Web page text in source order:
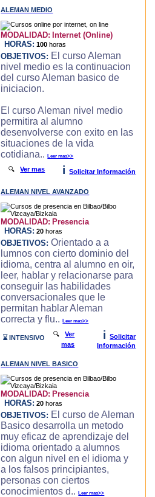
ALEMAN MEDIO
MODALIDAD: Internet (Online)
HORAS: 100 horas
OBJETIVOS: El curso Aleman
nivel medio es la continuacion
del curso Aleman basico de
iniciacion.
El curso Aleman nivel medio
permitira al alumno
desenvolverse con exito en las
situaciones de la vida
cotidiana..Leer mas>>
🔍Ver mas i Solicitar Información
ALEMAN NIVEL AVANZADO
MODALIDAD: Presencia
HORAS: 20 horas
OBJETIVOS: Orientado a a
lumnos con cierto dominio del
idioma, centra al alumno en oir,
leer, hablar y relacionarse para
conseguir las habilidades
conversacionales que le
permitan hablar Aleman
correcta y flu..Leer mas>>
⌛ INTENSIVO 🔍Ver
mas
i
Solicitar
Información
ALEMAN NIVEL BASICO
MODALIDAD: Presencia
HORAS: 20 horas
OBJETIVOS: El curso de Aleman
Basico desarrolla un metodo
muy eficaz de aprendizaje del
idioma orientado a alumnos
con algun nivel en el idioma y
a los falsos principiantes,
personas con ciertos
conocimientos d..Leer mas>>